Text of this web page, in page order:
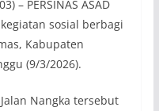
– PERSINAS ASAD
sosial berbagi
Kabupaten
(9/3/2026).
Nangka tersebut